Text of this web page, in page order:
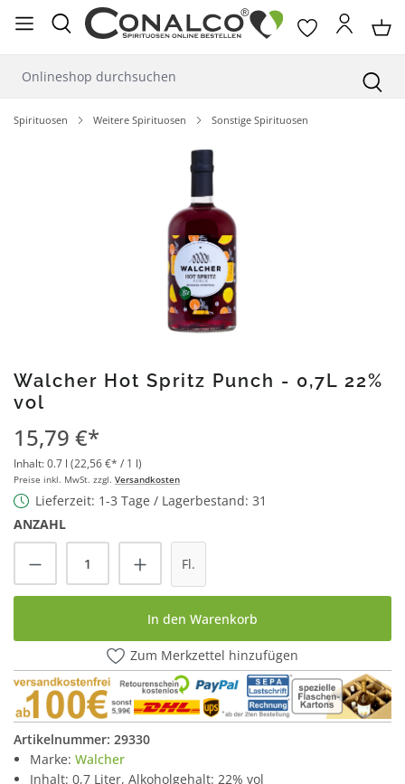
springen
Spirituosen Weitere Spirituosen Sonstige Spirituosen
Walcher Hot Spritz Punch - 0,7L 22%
vol
15,79 €*
Inhalt:0.7 l (22,56 €* / 1 l)
Preise inkl. MwSt. zzgl. Versandkosten
Lieferzeit: 1-3 Tage / Lagerbestand: 31
ANZAHL
Produkt Anzahl: Gib den gewünschten
Fl.
In den Warenkorb
Zum Merkzettel hinzufügen
Artikelnummer: 29330
Marke: Walcher
Inhalt: 0,7 Liter, Alkoholgehalt: 22% vol